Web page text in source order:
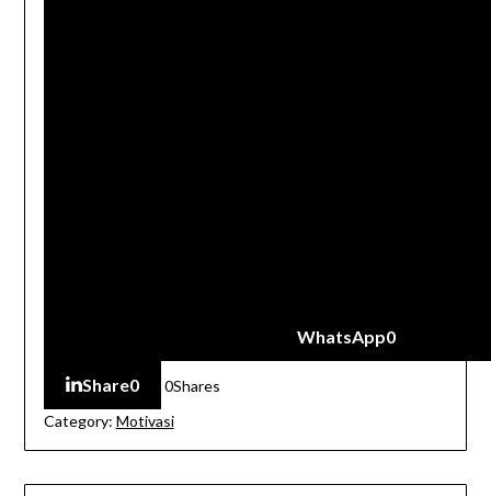
WhatsApp0
Share0 0Shares
Category: Motivasi